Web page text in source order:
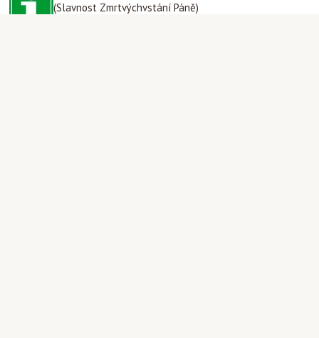
(Slavnost Zmrtvýchvstání Páně)